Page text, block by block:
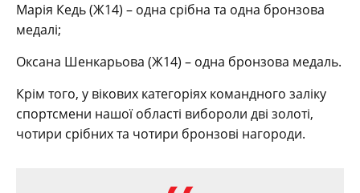
Марія Кедь (Ж14) – одна срібна та одна бронзова
медалі;
Оксана Шенкарьова (Ж14) – одна бронзова медаль.
Крім того, у вікових категоріях командного заліку
спортсмени нашої області вибороли дві золоті,
чотири срібних та чотири бронзові нагороди.